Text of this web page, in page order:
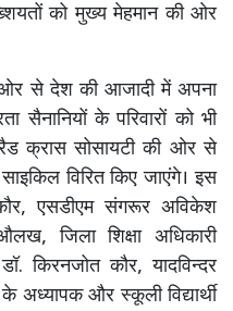
को मुख्य मेहमान की ओर
ओर से देश की आजादी में अपना
सैनानियों के परिवारों को भी
रैड क्रास सोसायटी की ओर से
विरित किए जाएंगे। इस
एसडीएम संगरूर अविकेश
जिला शिक्षा अधिकारी
किरनजोत कौर, यादविन्दर
और स्कूली विद्यार्थी